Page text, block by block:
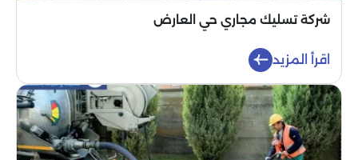
شركة تسليك مجاري حي العارض
اقرأ المزيد